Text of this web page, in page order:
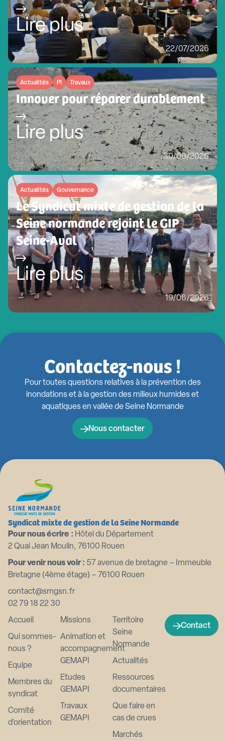
Lire plus
22/07/2026
Actualités PI Travaux
Innover pour réparer durablement
Lire plus
30/06/2026
Actualités Gouvernance
Le Syndicat mixte de gestion de la
Seine normande rejoint le GIP
Seine-Aval
Lire plus
19/06/2026
Contactez-nous !
Pour toutes questions relatives à la prévention des
inondations et à la gestion des milieux humides et
aquatiques en vallée de Seine Normande
Nous contacter
Syndicat mixte de gestion de la Seine Normande
Pour nous écrire : Hôtel du Département
2 Quai Jean Moulin, 76100 Rouen
Pour venir nous voir : 57 avenue de bretagne – Immeuble
Bretagne (4ème étage) – 76100 Rouen
contact@smgsn.fr
02 79 18 22 30
Accueil
Qui sommes-
nous ?
Equipe
Membres du
syndicat
Comité
d’orientation
Missions
Animation et
accompagnement
GEMAPI
Etudes
GEMAPI
Travaux
GEMAPI
Territoire
Seine
Normande
Actualités
Ressources
documentaires
Que faire en
cas de crues
Marchés
Contact